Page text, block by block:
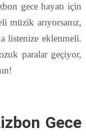
gece hayatı için
müzik arıyorsanız,
listenize eklenmeli.
paralar geçiyor,
Gece